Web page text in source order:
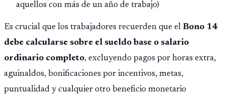
aquellos con más de un año de trabajo)
Es crucial que los trabajadores recuerden que el Bono 14
debe calcularse sobre el sueldo base o salario
ordinario completo, excluyendo pagos por horas extra,
aguinaldos, bonificaciones por incentivos, metas,
puntualidad y cualquier otro beneficio monetario